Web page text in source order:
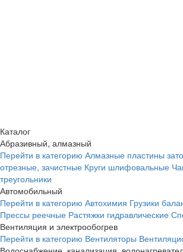
Каталог
Абразивный, алмазный
Перейти в категорию Алмазные пластины
отрезные, зачистные Круги шлифовальные
треугольники
Автомобильный
Перейти в категорию Автохимия Грузики
Прессы реечные Растяжки гидравлические
Вентиляция и электрообогрев
Перейти в категорию Вентиляторы